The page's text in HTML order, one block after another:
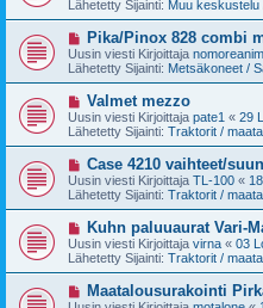
s
t
i
v
e
s
t
Lähetetty Sijainti: Muu keskustelu
U
u
s
i
v
e
s
t
Pika/Pinox 828 combi
Uusin viesti Kirjoittaja
Lähetetty Sijainti: Metsäkoneet /
U
u
s
i
e
s
t
Valmet mezzo
Uusin viesti Kirjoittaja pate1 « 29
Lähetetty Sijainti: Traktorit /
U
u
s
i
v
e
s
t
Case 4210 vaihteet/
Uusin viesti Kirjoittaja TL-100 «
Lähetetty Sijainti: Traktorit /
U
u
s
i
v
Kuhn paluuaurat Vari-
Uusin viesti Kirjoittaja virna « 03
Lähetetty Sijainti: Traktorit /
U
u
Maatalousurakointi